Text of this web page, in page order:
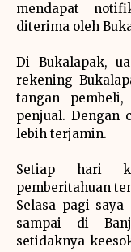
mendapat
diterima oleh
Di Bukalapak,
rekening
tangan
penjual. Dengan
lebih terjamin.
Setiap hari
pemberitahuan
Selasa pagi
sampai di
setidaknya